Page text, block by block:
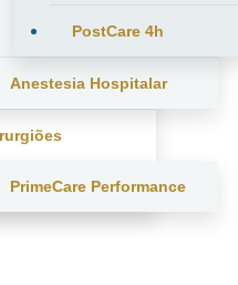
PostCare 4h
Anestesia Hospitalar
PrimeCare Performance